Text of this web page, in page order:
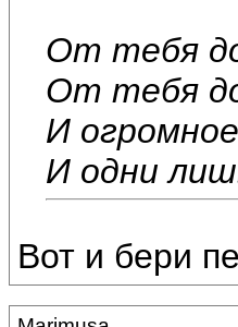
От тебя
От тебя
И
И одни
Вот и бери